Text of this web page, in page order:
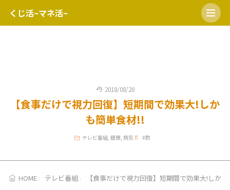
くじ活~マネ活~
2018/08/20
【食事だけで視力回復】短期間で効果大!しか
も簡単食材!!
テレビ番組, 健康, 病気 #酢
HOME テレビ番組 【食事だけで視力回復】短期間で効果大!しか